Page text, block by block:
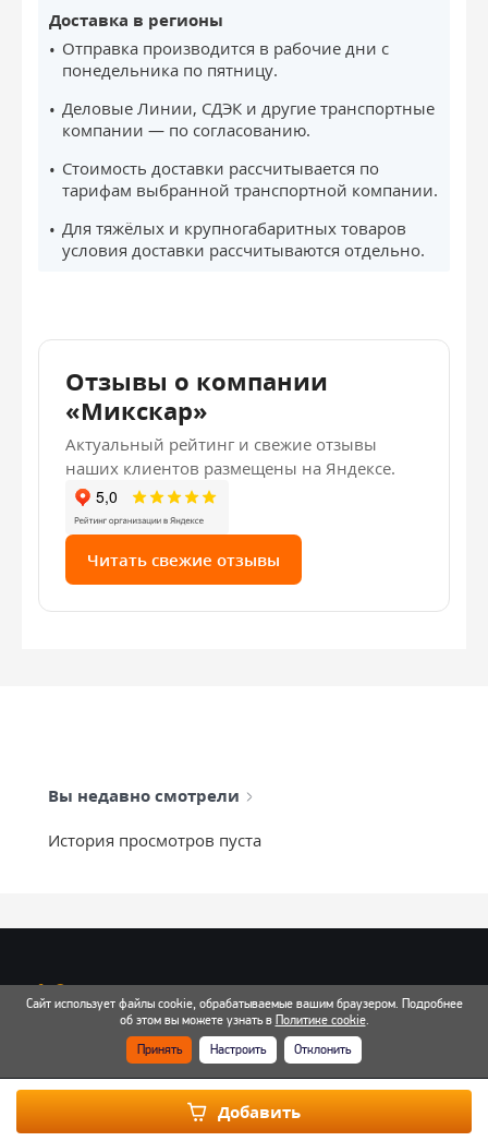
Добавить
Доставка в регионы
Отправка производится в рабочие дни с
понедельника по пятницу.
Деловые Линии, СДЭК и другие транспортные
компании — по согласованию.
Стоимость доставки рассчитывается по
тарифам выбранной транспортной компании.
Для тяжёлых и крупногабаритных товаров
условия доставки рассчитываются отдельно.
Отзывы о компании
«Микскар»
Актуальный рейтинг и свежие отзывы
наших клиентов размещены на Яндексе.
Читать свежие отзывы
Вы недавно смотрели
История просмотров пуста
info@mixtcar.ru
Почта для связи
Все контакты
Сайт использует файлы cookie, обрабатываемые вашим браузером. Подробнее
об этом вы можете узнать в Политике cookie.
Принять
Настроить Отклонить